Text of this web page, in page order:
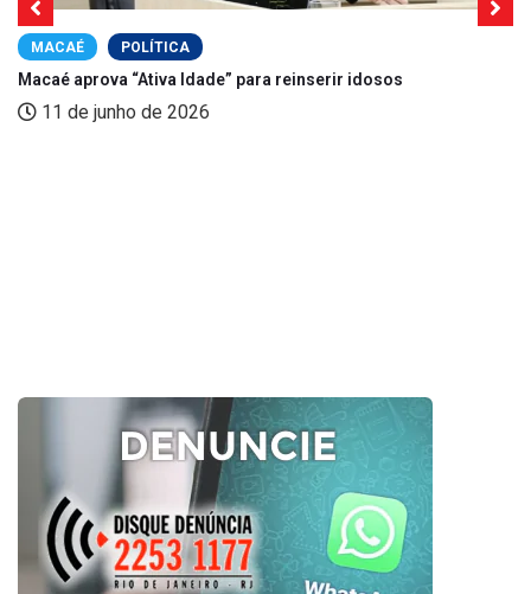
MACAÉ POLÍTICA
Macaé aprova “Ativa Idade” para reinserir idosos
11 de junho de 2026